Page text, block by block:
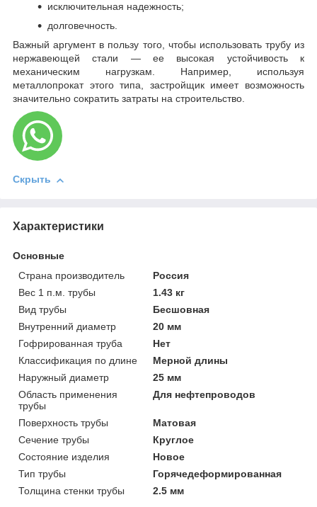
исключительная надежность;
долговечность.
Важный аргумент в пользу того, чтобы использовать трубу из
нержавеющей стали — ее высокая устойчивость к
механическим нагрузкам. Например, используя
металлопрокат этого типа, застройщик имеет возможность
значительно сократить затраты на строительство.
Скрыть
Характеристики
Основные
Страна производитель
Россия
Вес 1 п.м. трубы
1.43 кг
Вид трубы
Бесшовная
Внутренний диаметр
20 мм
Гофрированная труба
Нет
Классификация по длине
Мерной длины
Наружный диаметр
25 мм
Область применения
трубы
Для нефтепроводов
Поверхность трубы
Матовая
Сечение трубы
Круглое
Состояние изделия
Новое
Тип трубы
Горячедеформированная
Толщина стенки трубы
2.5 мм